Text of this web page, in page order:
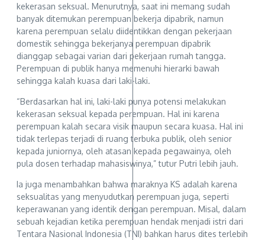
kekerasan seksual. Menurutnya, saat ini memang sudah
banyak ditemukan perempuan bekerja dipabrik, namun
karena perempuan selalu diidentikkan dengan pekerjaan
domestik sehingga bekerjanya perempuan dipabrik
dianggap sebagai varian dari pekerjaan rumah tangga.
Perempuan di publik hanya memenuhi hierarki bawah
sehingga kalah kuasa dari laki-laki.
“Berdasarkan hal ini, laki-laki punya potensi melakukan
kekerasan seksual kepada perempuan. Hal ini karena
perempuan kalah secara visik maupun secara kuasa. Hal ini
tidak terlepas terjadi di ruang terbuka publik, oleh senior
kepada juniornya, oleh atasan kepada pegawainya, oleh
pula dosen terhadap mahasiswinya,” tutur Putri lebih jauh.
Ia juga menambahkan bahwa maraknya KS adalah karena
seksualitas yang menyudutkan perempuan juga, seperti
keperawanan yang identik dengan perempuan. Misal, dalam
sebuah kejadian ketika perempuan hendak menjadi istri dari
Tentara Nasional Indonesia (TNI) bahkan harus dites terlebih